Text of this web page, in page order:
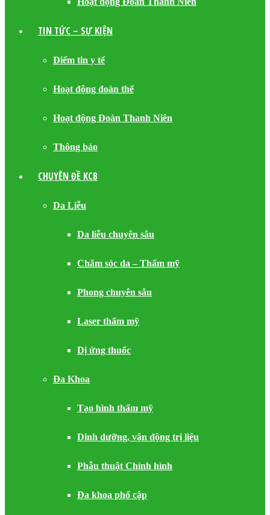
TIN TỨC – SỰ KIỆN
Điểm tin y tế
Hoạt động đoàn thể
Hoạt động Đoàn Thanh Niên
Thông báo
CHUYÊN ĐỀ KCB
Da Liễu
Da liễu chuyên sâu
Chăm sóc da – Thẩm mỹ
Phong chuyên sâu
Laser thẩm mỹ
Dị ứng thuốc
Đa Khoa
Tạo hình thẩm mỹ
Dinh dưỡng, vận động trị liệu
Phẫu thuật Chỉnh hình
Đa khoa phổ cập